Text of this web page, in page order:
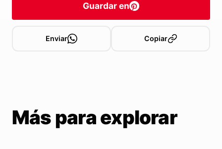
Guardar en
Enviar Copiar
Más para explorar